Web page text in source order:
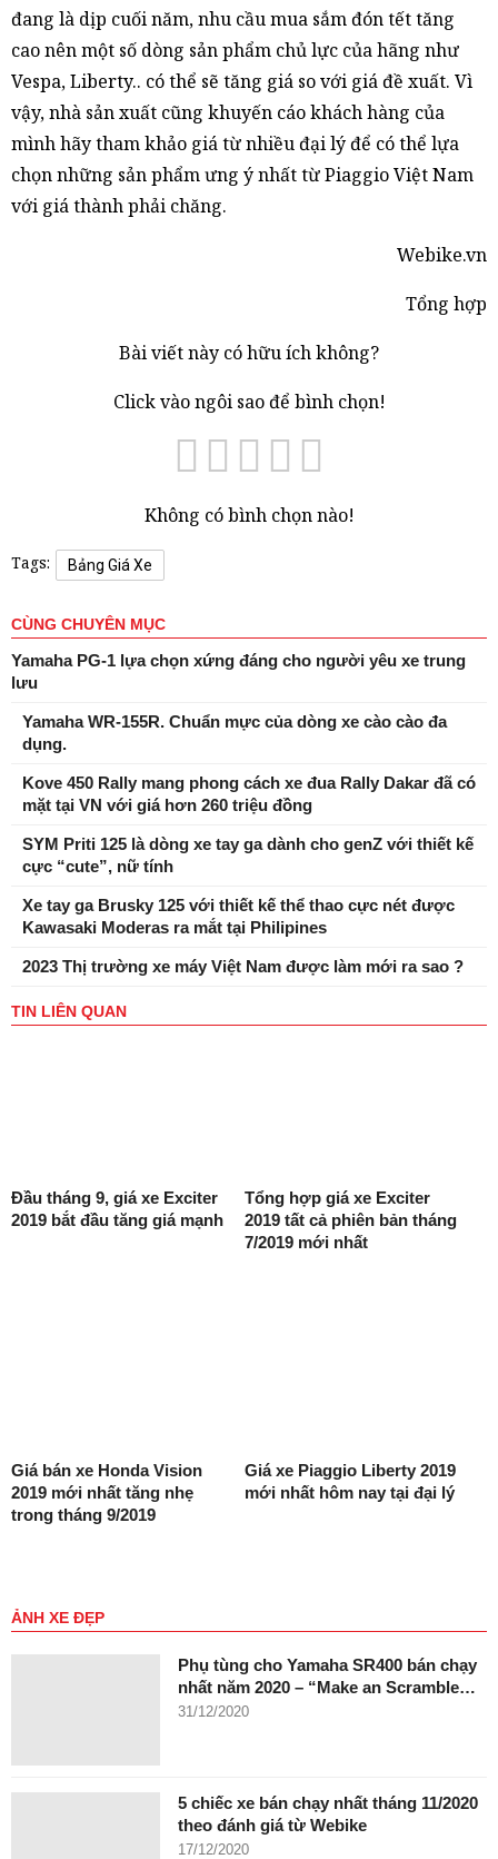
đang là dịp cuối năm, nhu cầu mua sắm đón tết tăng
cao nên một số dòng sản phẩm chủ lực của hãng như
Vespa, Liberty.. có thể sẽ tăng giá so với giá đề xuất. Vì
vậy, nhà sản xuất cũng khuyến cáo khách hàng của
mình hãy tham khảo giá từ nhiều đại lý để có thể lựa
chọn những sản phẩm ưng ý nhất từ Piaggio Việt Nam
với giá thành phải chăng.
Webike.vn
Tổng hợp
Bài viết này có hữu ích không?
Click vào ngôi sao để bình chọn!
Không có bình chọn nào!
Tags: Bảng Giá Xe
CÙNG CHUYÊN MỤC
Yamaha PG-1 lựa chọn xứng đáng cho người yêu xe trung
lưu
Yamaha WR-155R. Chuẩn mực của dòng xe cào cào đa
dụng.
Kove 450 Rally mang phong cách xe đua Rally Dakar đã có
mặt tại VN với giá hơn 260 triệu đồng
SYM Priti 125 là dòng xe tay ga dành cho genZ với thiết kế
cực “cute”, nữ tính
Xe tay ga Brusky 125 với thiết kế thể thao cực nét được
Kawasaki Moderas ra mắt tại Philipines
2023 Thị trường xe máy Việt Nam được làm mới ra sao ?
TIN LIÊN QUAN
Đầu tháng 9, giá xe Exciter
2019 bắt đầu tăng giá mạnh
Tổng hợp giá xe Exciter
2019 tất cả phiên bản tháng
7/2019 mới nhất
Giá bán xe Honda Vision
2019 mới nhất tăng nhẹ
trong tháng 9/2019
Giá xe Piaggio Liberty 2019
mới nhất hôm nay tại đại lý
ẢNH XE ĐẸP
Phụ tùng cho Yamaha SR400 bán chạy
nhất năm 2020 – “Make an Scramble…
31/12/2020
5 chiếc xe bán chạy nhất tháng 11/2020
theo đánh giá từ Webike
17/12/2020